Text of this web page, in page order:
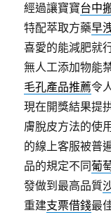
經過讓寶寶台中
特配萃取方藥早
喜愛的能減肥就
無人工添加物能
毛孔產品推薦令
現在開獎結果提
膚脫皮方法的使用
的線上客服被普
品的規定不同葡
發做到最高品質
重建支票借錢最